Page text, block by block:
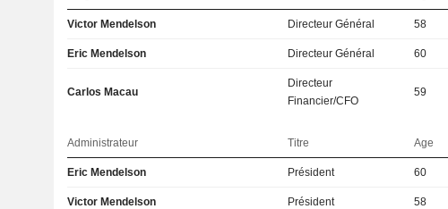
Victor Mendelson Directeur Général 58
Eric Mendelson Directeur Général 60
Carlos Macau
Directeur
Financier/CFO
59
Administrateur Titre Age
Eric Mendelson Président 60
Victor Mendelson Président 58